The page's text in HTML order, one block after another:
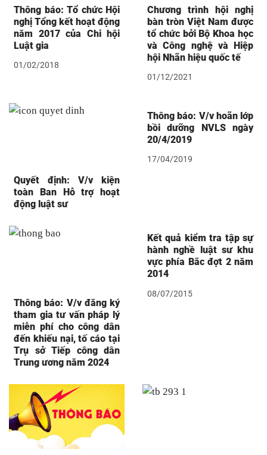
Thông báo: Tổ chức Hội
nghị Tổng kết hoạt động
năm 2017 của Chi hội
Luật gia
01/02/2018
Chương trình hội nghị
bàn tròn Việt Nam được
tổ chức bởi Bộ Khoa học
và Công nghệ và Hiệp
hội Nhãn hiệu quốc tế
01/12/2021
Quyết định: V/v kiện
toàn Ban Hỗ trợ hoạt
động luật sư
Thông báo: V/v hoãn lớp
bồi dưỡng NVLS ngày
20/4/2019
17/04/2019
Thông báo: V/v đăng ký
tham gia tư vấn pháp lý
miễn phí cho công dân
đến khiếu nại, tố cáo tại
Trụ sở Tiếp công dân
Trung ương năm 2024
Kết quả kiểm tra tập sự
hành nghề luật sư khu
vực phía Bắc đợt 2 năm
2014
08/07/2015